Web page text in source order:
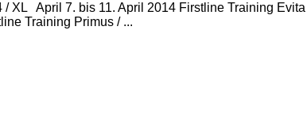
/ XL April 7. bis 11. April 2014 Firstline Training Evita
Training Primus / ...